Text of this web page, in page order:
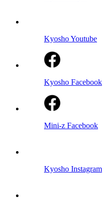
Kyosho Youtube
Kyosho Facebook
Mini-z Facebook
Kyosho Instagram